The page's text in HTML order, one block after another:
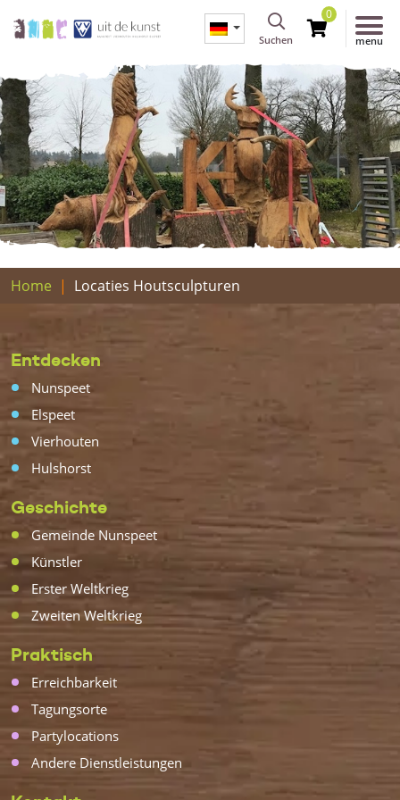
Suchen
0
menu
Home Locaties Houtsculpturen
Entdecken
Nunspeet
Elspeet
Vierhouten
Hulshorst
Geschichte
Gemeinde Nunspeet
Künstler
Erster Weltkrieg
Zweiten Weltkrieg
Praktisch
Erreichbarkeit
Tagungsorte
Partylocations
Andere Dienstleistungen